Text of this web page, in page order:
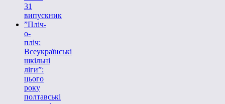
31
випускник
”Пліч-
о-
пліч:
Всеукраїнські
шкільні
ліги”:
цього
року
полтавські